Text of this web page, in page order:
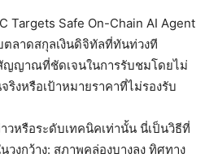
Targets Safe On-Chain AI Agent
ตลาดสกุลเงินดิจิทัลที่ทันท่วงที
ญญาณที่ชัดเจนในการรับชมโดยไม่
งหรือเป้าหมายราคาที่ไม่รองรับ
หรือระดับเทคนิคเท่านั้น นี่เป็นวิธีที่
งกว้าง: สภาพคล่องบางลง ทิศทาง